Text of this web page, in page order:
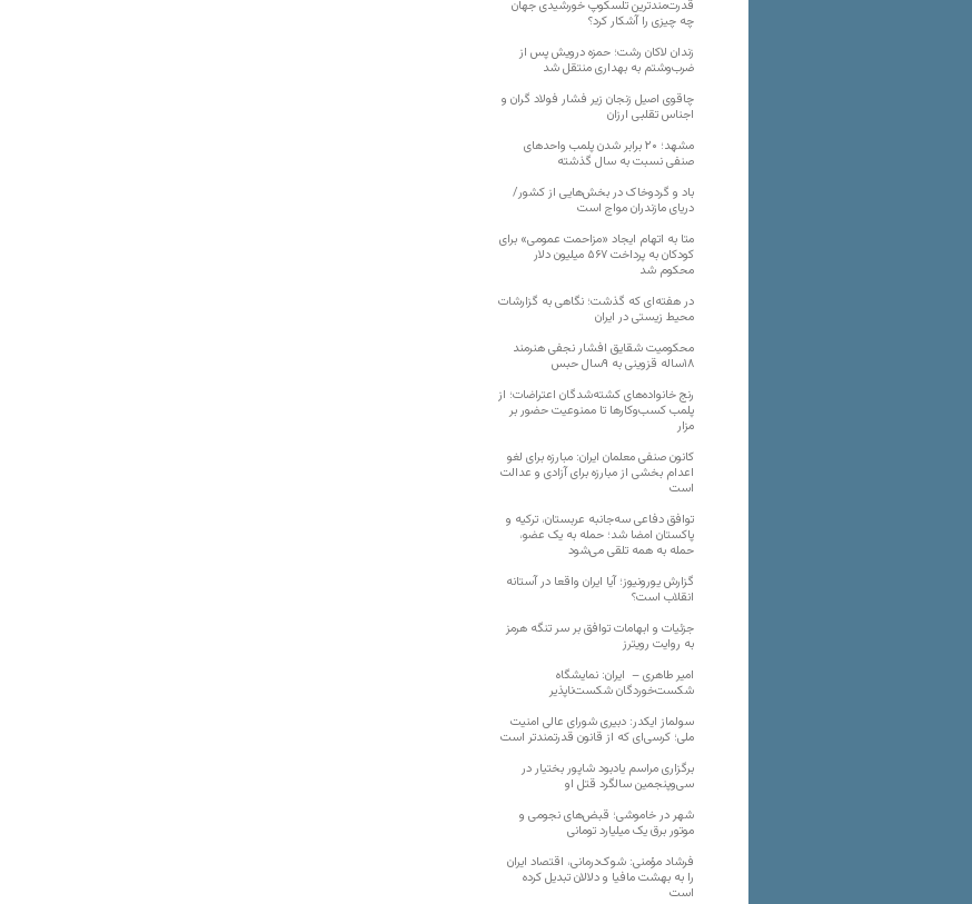
قدرت‌مندترین تلسکوپ خورشیدی جهان
چه چیزی را آشکار کرد؟
زندان لاکان رشت؛ حمزه درویش پس از
ضرب‌وشتم به بهداری منتقل شد
چاقوی اصیل زنجان زیر فشار فولاد گران و
اجناس تقلبی ارزان
مشهد؛ ۲۰ برابر شدن پلمب واحدهای
صنفی نسبت به سال گذشته
باد و گردوخاک در بخش‌هایی از کشور/
دریای مازندران مواج است
متا به اتهام ایجاد «مزاحمت عمومی» برای
کودکان به پرداخت ۵۶۷ میلیون دلار
محکوم شد
در هفته‌ای که گذشت؛ نگاهی به گزارشات
محیط زیستی در ایران
محکومیت شقایق افشار نجفی هنرمند
۱۸ساله قزوینی به ۹سال حبس
رنج خانواده‌های کشته‌شدگان اعتراضات؛ از
پلمب کسب‌وکارها تا ممنوعیت حضور بر
مزار
کانون صنفی معلمان ایران: مبارزه برای لغو
اعدام بخشی از مبارزه برای آزادی و عدالت
است
توافق دفاعی سه‌جانبه عربستان، ترکیه و
پاکستان امضا شد؛ حمله به یک عضو،
حمله به همه تلقی می‌شود
گزارش یورونیوز؛ آیا ایران واقعا در آستانه
انقلاب است؟
جزئیات و ابهامات توافق بر سر تنگه هرمز
به روایت رویترز
امیر طاهری – ایران: نمایشگاه
شکست‌خوردگان شکست‌ناپذیر
سولماز ایکدر: دبیری شورای عالی امنیت
ملی؛ کرسی‌ای که از قانون قدرتمندتر است
برگزاری مراسم یادبود شاپور بختیار در
سی‌وپنجمین سالگرد قتل او
شهر در خاموشی؛ قبض‌های نجومی و
موتور برق یک میلیارد تومانی
فرشاد مؤمنی: شوک‌درمانی، اقتصاد ایران
را به بهشت مافیا و دلالان تبدیل کرده
است